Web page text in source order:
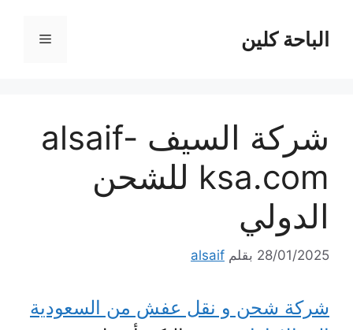
المحتوىالباحة كلين القائمة
شركة السيف alsaif-
ksa.com للشحن
الدولي
28/01/2025 بقلم alsaif
شركة شحن و نقل عفش من السعودية